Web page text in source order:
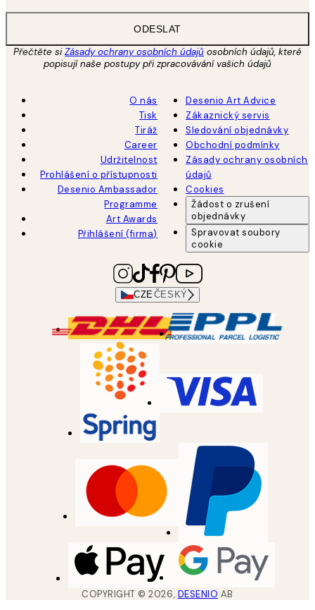
ODESLAT
Přečtěte siZásady ochrany osobních údajů osobních údajů, které
popisují naše postupy při zpracovávání vašich údajů
O nás
Tisk
Tiráž
Career
Udržitelnost
Prohlášení o přístupnosti
Desenio Ambassador
Programme
Art Awards
Přihlášení (firma)
Desenio Art Advice
Zákaznický servis
Sledování objednávky
Obchodní podmínky
Zásady ochrany osobních
údajů
Cookies
Žádost o zrušení
objednávky
Spravovat soubory
cookie
CZEČESKÝ
COPYRIGHT ©2026, DESENIO AB